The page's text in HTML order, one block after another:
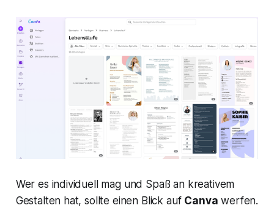
Wer es individuell mag und Spaß an kreativem
Gestalten hat, sollte einen Blick auf Canva werfen.